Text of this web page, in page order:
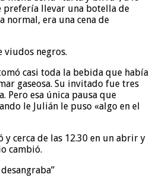
prefería llevar una botella de
normal, era una cena de
viudos negros.
casi toda la bebida que había
gaseosa. Su invitado fue tres
Pero esa única pausa que
le Julián le puso «algo en el
y cerca de las 12.30 en un abrir y
cambió.